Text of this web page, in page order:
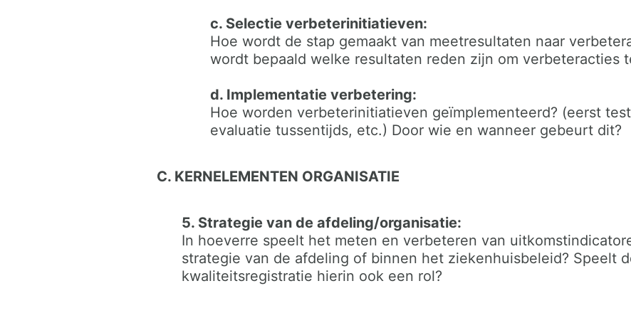
c. Selectie verbeterinitiatieven:
Hoe wordt de stap gemaakt van meetresultaten naar
wordt bepaald welke resultaten reden zijn om verbeteracties
d. Implementatie verbetering:
Hoe worden verbeterinitiatieven geïmplementeerd? (eerst
evaluatie tussentijds, etc.) Door wie en wanneer gebeurt dit?
C. KERNELEMENTEN ORGANISATIE
5. Strategie van de afdeling/organisatie:
In hoeverre speelt het meten en verbeteren van
strategie van de afdeling of binnen het ziekenhuisbeleid? Speelt
kwaliteitsregistratie hierin ook een rol?